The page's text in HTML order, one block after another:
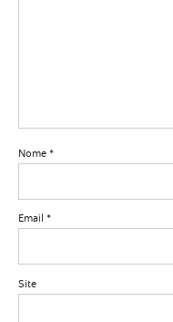
Nome *
Email *
Site